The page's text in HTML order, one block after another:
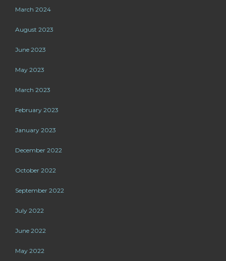
March 2024
August 2023
June 2023
May 2023
March 2023
February 2023
January 2023
December 2022
October 2022
September 2022
July 2022
June 2022
May 2022